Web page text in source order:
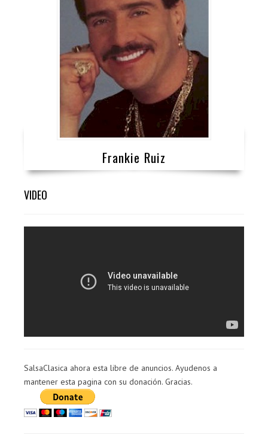
Frankie Ruiz
VIDEO
SalsaClasica ahora esta libre de anuncios. Ayudenos a
mantener esta pagina con su donación. Gracias.